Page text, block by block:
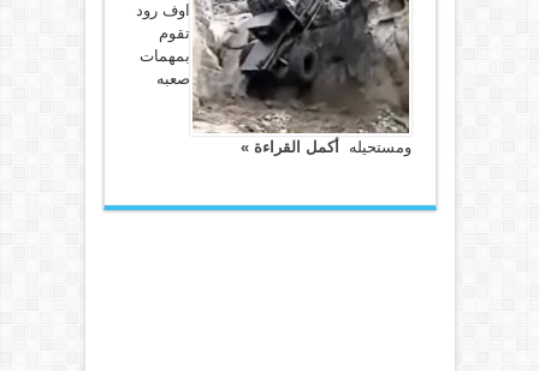
اوف رود
تقوم
بمهمات
صعبه
ومستحيله أكمل القراءة »